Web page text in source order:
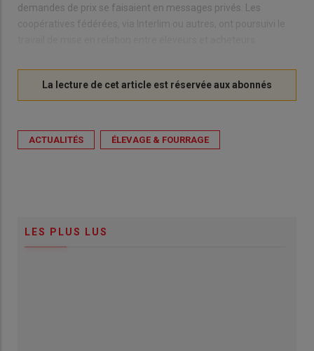
demandes de prix se faisaient en messages privés. Les
ACTUALITÉS ÉLEVAGE & FOURRAGE
LES PLUS LUS